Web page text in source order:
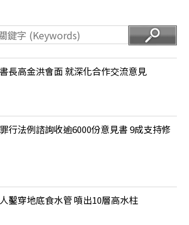
長高金洪會面 就深化合作交流意見
行法例諮詢收逾6000份意見書 9成支持修
鑿穿地底食水管 噴出10層高水柱